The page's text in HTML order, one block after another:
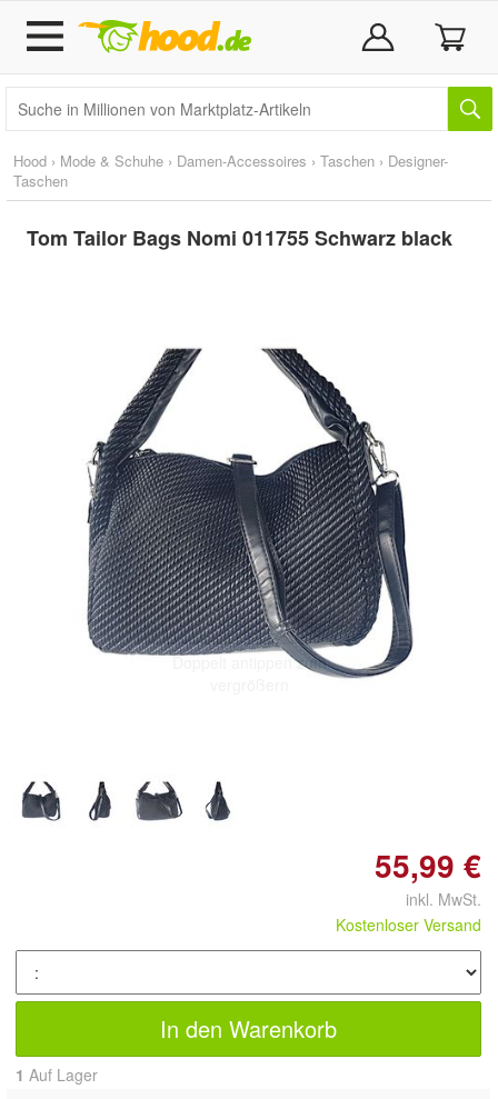
Hood › Mode & Schuhe › Damen-Accessoires › Taschen › Designer-
Taschen
Tom Tailor Bags Nomi 011755 Schwarz black
Doppelt antippen zum
55,99 €
inkl. MwSt.
Kostenloser Versand
In den Warenkorb
1 Auf Lager